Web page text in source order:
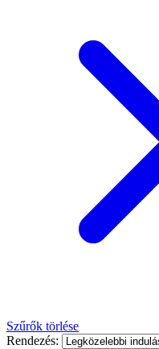
Szűrők törlése
Rendezés: